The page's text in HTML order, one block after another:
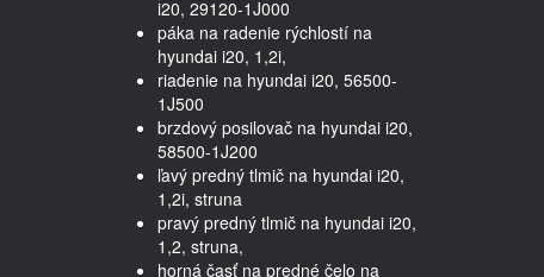
i20, 29120-1J000
páka na radenie rýchlostí na
hyundai i20, 1,2i,
riadenie na hyundai i20, 56500-
1J500
brzdový posilovač na hyundai i20,
58500-1J200
ľavý predný tlmič na hyundai i20,
1,2i, struna
pravý predný tlmič na hyundai i20,
1,2, struna,
horná časť na predné čelo na